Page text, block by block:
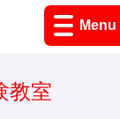
Menu
教室